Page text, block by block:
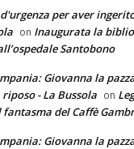
per aver
on Inaugurata la
Santobono
Giovanna la
- La Bussola on
del Caffè
Giovanna la